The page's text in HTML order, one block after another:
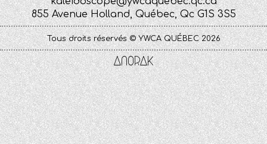
855 Avenue Holland, Québec, Qc G1S 3S5
Tous droits réservés © YWCA QUÉBEC 2026
Anorak
Studio